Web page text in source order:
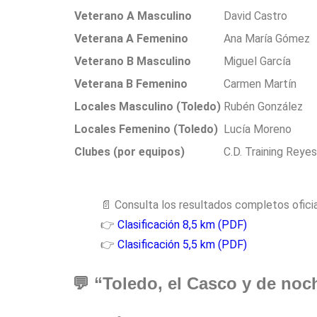
Veterano A Masculino
David Castro
Veterana A Femenino
Ana María Gómez
Veterano B Masculino
Miguel García
Veterana B Femenino
Carmen Martín
Locales Masculino (Toledo) Rubén González
Locales Femenino (Toledo) Lucía Moreno
Clubes (por equipos)
C.D. Training
📄 Consulta los resultados completos
👉 Clasificación 8,5 km (PDF)
👉 Clasificación 5,5 km (PDF)
💬 “Toledo, el Casco y de